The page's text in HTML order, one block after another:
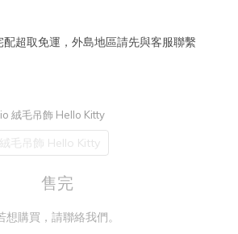
超取免運，外島地區請先與客服聯繫
絨毛吊飾 Hello Kitty
毛吊飾 Hello Kitty
售完
想購買，請聯絡我們。